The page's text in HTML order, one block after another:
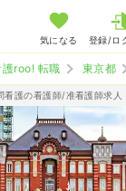
気になる 登録/ロ
護roo! 転職 東京都
看護の看護師/准看護師求人